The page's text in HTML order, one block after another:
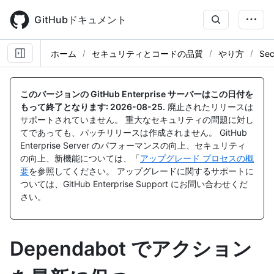
main
content
GitHubドキュメント
ホーム セキュリティとコードの品質 やり方
このバージョンの GitHub Enterprise サーバーはこの日付を
もって終了となります: 2026-08-25. 廃止されたリリースは
サポートされていません。 重大なセキュリティの問題に対し
てであっても、パッチリリースは作成されません。 GitHub
Enterprise Server のパフォーマンスの向上、セキュリティ
の向上、新機能については、「アップグレード プロセスの概
要を参照してください。 アップグレードに関するサポートに
ついては、GitHub Enterprise Support にお問い合わせくだ
さい。
Dependabot でアクション